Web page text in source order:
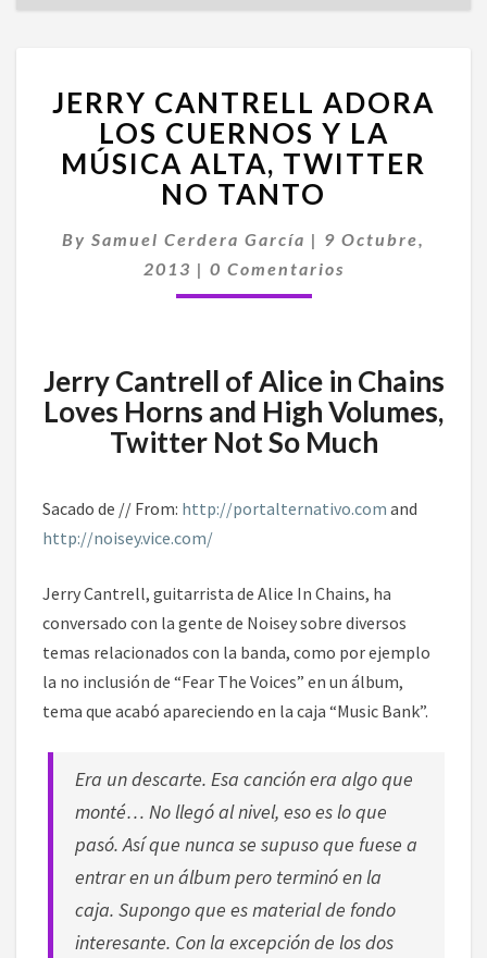
CANTRELL
ADORA
LOS
CUERNOS
Y
MÚSICA
ALTA,
TWITTER
JERRY CANTRELL ADORA
LOS CUERNOS Y LA
MÚSICA ALTA, TWITTER
NO TANTO
By Samuel Cerdera García | 9 Octubre,
2013 | Comentarios
0 Comentarios
Jerry Cantrell of Alice in Chains
Loves Horns and High Volumes,
Twitter Not So Much
Sacado de // From: http://portalternativo.com and
http://noisey.vice.com/
Jerry Cantrell, guitarrista de Alice In Chains, ha
conversado con la gente de Noisey sobre diversos
temas relacionados con la banda, como por ejemplo
la no inclusión de “Fear The Voices” en un álbum,
tema que acabó apareciendo en la caja “Music Bank”.
Era un descarte. Esa canción era algo que
monté… No llegó al nivel, eso es lo que
pasó. Así que nunca se supuso que fuese a
entrar en un álbum pero terminó en la
caja. Supongo que es material de fondo
interesante. Con la excepción de los dos